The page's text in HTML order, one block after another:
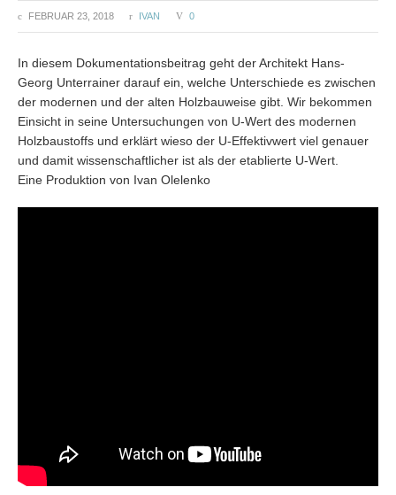
FEBRUAR 23, 2018 IVAN 0
In diesem Dokumentationsbeitrag geht der Architekt Hans-
Georg Unterrainer darauf ein, welche Unterschiede es zwischen
der modernen und der alten Holzbauweise gibt. Wir bekommen
Einsicht in seine Untersuchungen von U-Wert des modernen
Holzbaustoffs und erklärt wieso der U-Effektivwert viel genauer
und damit wissenschaftlicher ist als der etablierte U-Wert.
Eine Produktion von Ivan Olelenko